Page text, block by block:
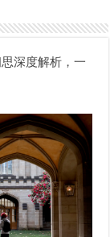
深度解析，一